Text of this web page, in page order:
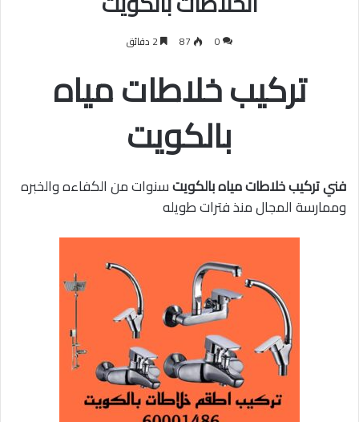
0
87
تركيب خلاطات مياه
بالكويت
فني تركيب خلاطات مياه بالكويتسنوات من الكفاءه والخبره
وممارسة المجال منذ فترات طويله